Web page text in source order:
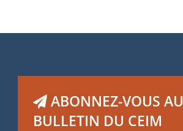
ABONNEZ-VOUS AU
BULLETIN DU CEIM